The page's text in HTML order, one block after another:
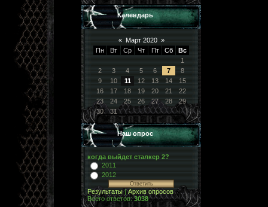
Календарь
« Март 2020 »
Пн
Вт Ср Чт Пт Сб
Вс
1
2
3 4 5 6 7
8
9
10 11 12 13 14
15
16
17 18 19 20 21
22
23
24 25 26 27 28
29
30
31
Наш опрос
когда выйдет сталкер 2?
2011
2012
Результаты|Архив опросов
Всего ответов:3038